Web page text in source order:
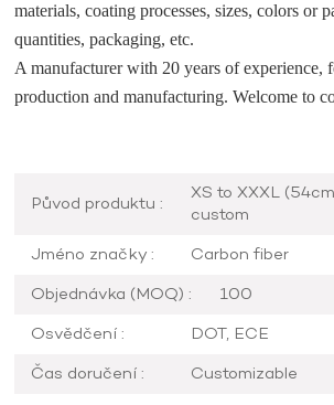
materials, coating processes, sizes, colors or
quantities, packaging, etc.
A manufacturer with 20 years of experience,
production and manufacturing. Welcome to
Původ produktu :
XS to XXXL
custom
Jméno značky :
Carbon fiber
Objednávka (MOQ) :
100
Osvědčení :
DOT, ECE
Čas doručení :
Customizable